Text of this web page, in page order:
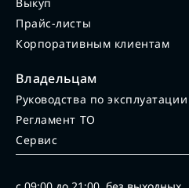
Прайс-листы
Корпоративным клиентам
Владельцам
Руководства по эксплуатации
Регламент ТО
Сервис